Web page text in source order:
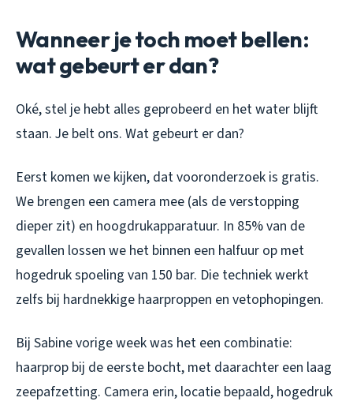
Wanneer je toch moet bellen:
wat gebeurt er dan?
Oké, stel je hebt alles geprobeerd en het water blijft
staan. Je belt ons. Wat gebeurt er dan?
Eerst komen we kijken, dat vooronderzoek is gratis.
We brengen een camera mee (als de verstopping
dieper zit) en hoogdrukapparatuur. In 85% van de
gevallen lossen we het binnen een halfuur op met
hogedruk spoeling van 150 bar. Die techniek werkt
zelfs bij hardnekkige haarproppen en vetophopingen.
Bij Sabine vorige week was het een combinatie:
haarprop bij de eerste bocht, met daarachter een laag
zeepafzetting. Camera erin, locatie bepaald, hogedruk